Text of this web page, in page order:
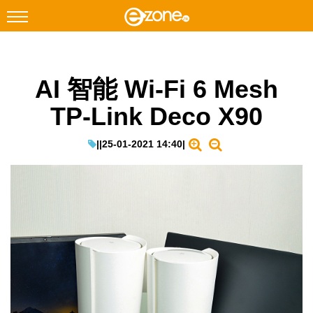
Facebook Instagram
科技焦點
遊戲動漫
生成式AI與雲端應用
Enterprise Digital Transformation
AI 智能 Wi-Fi 6 Mesh
TP-Link Deco X90
||25-01-2021 14:40|